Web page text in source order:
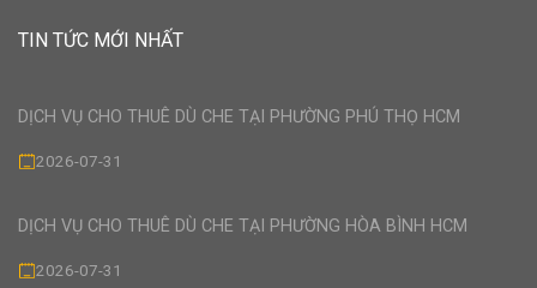
TIN TỨC MỚI NHẤT
DỊCH VỤ CHO THUÊ DÙ CHE TẠI PHƯỜNG PHÚ THỌ HCM
2026-07-31
DỊCH VỤ CHO THUÊ DÙ CHE TẠI PHƯỜNG HÒA BÌNH HCM
2026-07-31